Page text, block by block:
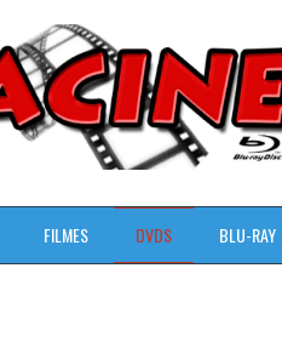
FILMES DVDS BLU-RAY